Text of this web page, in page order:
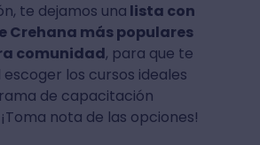
te dejamos una lista con
Crehana más populares
comunidad, para que te
los cursos ideales
de capacitación
nota de las opciones!